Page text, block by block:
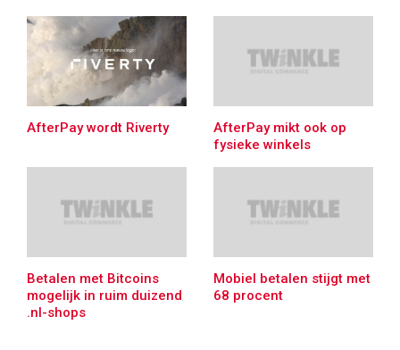
AfterPay wordt Riverty
AfterPay mikt ook op
fysieke winkels
Betalen met Bitcoins
mogelijk in ruim duizend
.nl-shops
Mobiel betalen stijgt met
68 procent